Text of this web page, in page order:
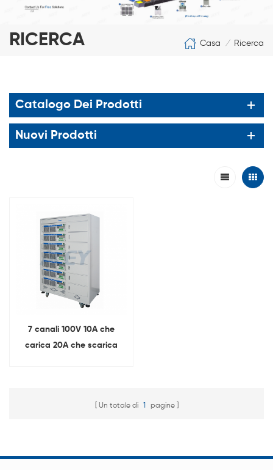
RICERCA Casa / Ricerca
Catalogo Dei Prodotti
Nuovi Prodotti
7 canali 100V 10A che
carica 20A che scarica
Un totale di 1 pagine